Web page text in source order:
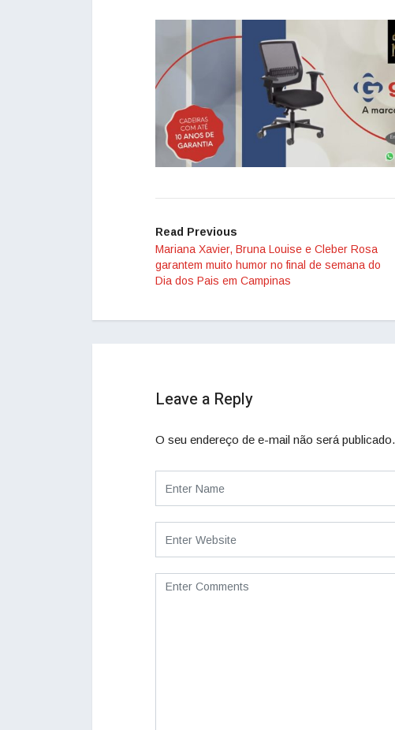
Read Previous
Mariana Xavier, Bruna Louise e Cleber Rosa
garantem muito humor no final de semana do
Dia dos Pais em Campinas
Leave a Reply
O seu endereço de e-mail não será publicado.